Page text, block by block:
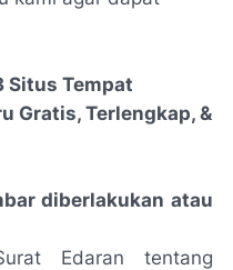
Situs Tempat
Gratis, Terlengkap, &
diberlakukan atau
Edaran tentang